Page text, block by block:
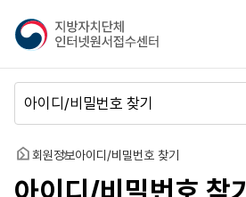
지
방
자
치
단
체
인
넷
뉴
동
홈 회원정보아이디/비밀번호 찾기